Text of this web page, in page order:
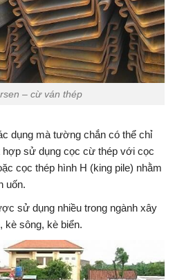
– cừ ván thép
dụng mà tường chắn có thể chỉ
hợp sử dụng cọc cừ thép với cọc
cọc thép hình H (king pile) nhằm
uốn.
sử dụng nhiều trong ngành xây
sông, kè biển.